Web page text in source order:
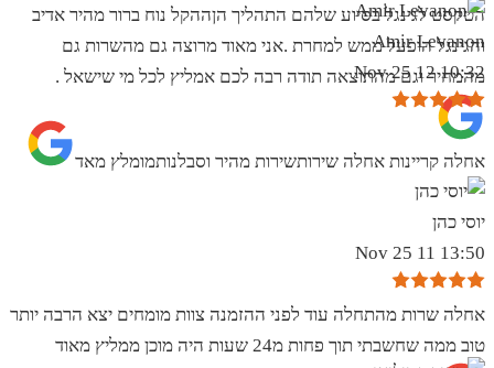
הטקסט לגינגל בסיוע שלהם התהליך הןההקל נוח ברור מהיר אדיב
והגינגל הופעל ממש למחרת .אני מאוד מרוצה גם מהשרות גם
מהמחיר וגם מהתוצאה תודה רבה לכם אמליץ לכל מי שישאל .
Amir Levanon
10:32 12 Nov 25
אחלה קריינות אחלה שירותשירות מהיר וסבלנותמומלץ מאד
יוסי כהן
13:50 11 Nov 25
אחלה שרות מהתחלה עוד לפני ההזמנה צוות מומחים יצא הרבה יותר
טוב ממה שחשבתי תוך פחות מ24 שעות היה מוכן ממליץ מאוד